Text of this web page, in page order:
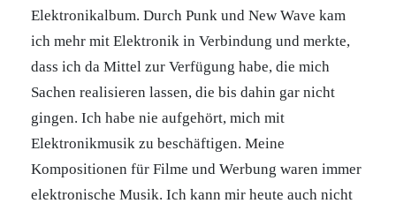
Elektronikalbum. Durch Punk und New Wave kam
ich mehr mit Elektronik in Verbindung und merkte,
dass ich da Mittel zur Verfügung habe, die mich
Sachen realisieren lassen, die bis dahin gar nicht
gingen. Ich habe nie aufgehört, mich mit
Elektronikmusik zu beschäftigen. Meine
Kompositionen für Filme und Werbung waren immer
elektronische Musik. Ich kann mir heute auch nicht